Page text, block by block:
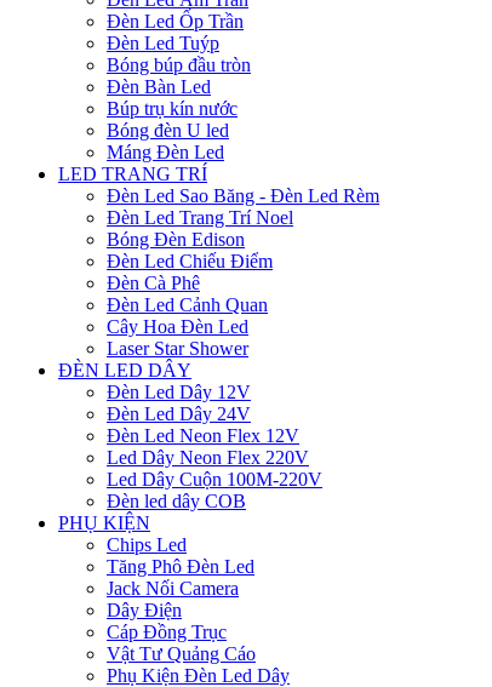
Đèn Led Ốp Trần
Đèn Led Tuýp
Bóng búp đầu tròn
Đèn Bàn Led
Búp trụ kín nước
Bóng đèn U led
Máng Đèn Led
LED TRANG TRÍ
Đèn Led Sao Băng - Đèn Led Rèm
Đèn Led Trang Trí Noel
Bóng Đèn Edison
Đèn Led Chiếu Điểm
Đèn Cà Phê
Đèn Led Cảnh Quan
Cây Hoa Đèn Led
Laser Star Shower
ĐÈN LED DÂY
Đèn Led Dây 12V
Đèn Led Dây 24V
Đèn Led Neon Flex 12V
Led Dây Neon Flex 220V
Led Dây Cuộn 100M-220V
Đèn led dây COB
PHỤ KIỆN
Chips Led
Tăng Phô Đèn Led
Jack Nối Camera
Dây Điện
Cáp Đồng Trục
Vật Tư Quảng Cáo
Phụ Kiện Đèn Led Dây